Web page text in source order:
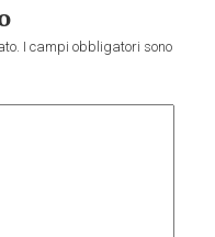
I campi obbligatori sono